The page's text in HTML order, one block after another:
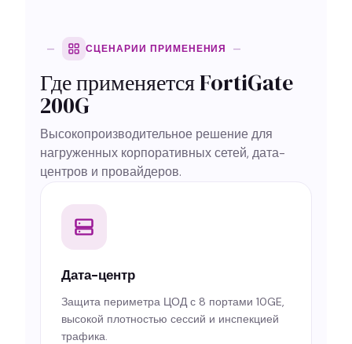
СЦЕНАРИИ ПРИМЕНЕНИЯ
Где применяется FortiGate
200G
Высокопроизводительное решение для
нагруженных корпоративных сетей, дата-
центров и провайдеров.
Дата-центр
Защита периметра ЦОД с 8 портами 10GE,
высокой плотностью сессий и инспекцией
трафика.